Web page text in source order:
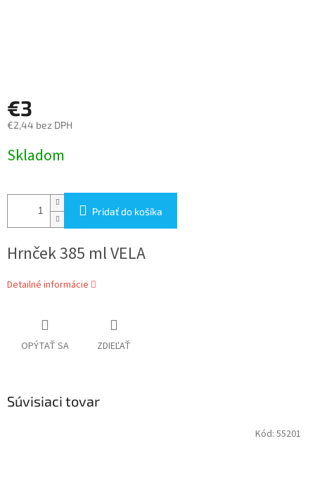
€3
€2,44 bez DPH
cena:
Skladom
Pridať do košíka
Hrnček 385 ml VELA
Detailné informácie
OPÝTAŤ SA ZDIEĽAŤ
Súvisiaci tovar
Kód: 55201